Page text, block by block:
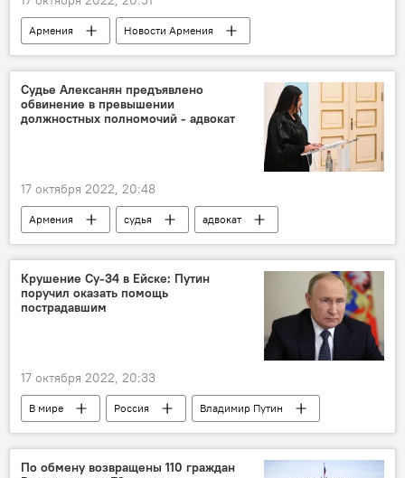
Армения
Новости Армения
Политика
визит
интервью
США
эксперт конгрессмен
Судье Алексанян предъявлено
обвинение в превышении
должностных полномочий - адвокат
17 октября 2022, 20:48
Армения судья
адвокат
Политика
Новости Армения
обвинение
Крушение Су-34 в Ейске: Путин
поручил оказать помощь
пострадавшим
17 октября 2022, 20:33
В мире Россия
Владимир Путин
самолет
крушение
По обмену возвращены 110 граждан